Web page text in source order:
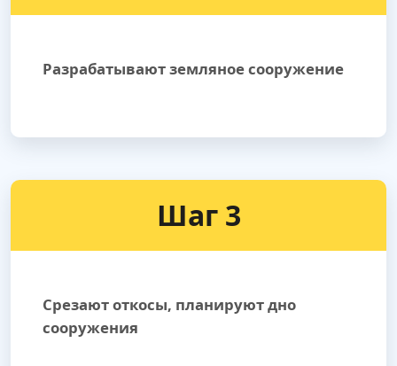
Разрабатывают земляное сооружение
Шаг 3
Срезают откосы, планируют дно
сооружения